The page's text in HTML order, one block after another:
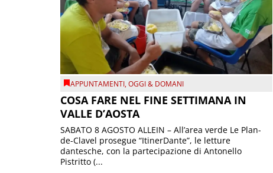
APPUNTAMENTI,OGGI & DOMANI
COSA FARE NEL FINE SETTIMANA IN
VALLE D’AOSTA
SABATO 8 AGOSTO ALLEIN – All’area verde Le Plan-
de-Clavel prosegue “ItinerDante”, le letture
dantesche, con la partecipazione di Antonello
Pistritto (...